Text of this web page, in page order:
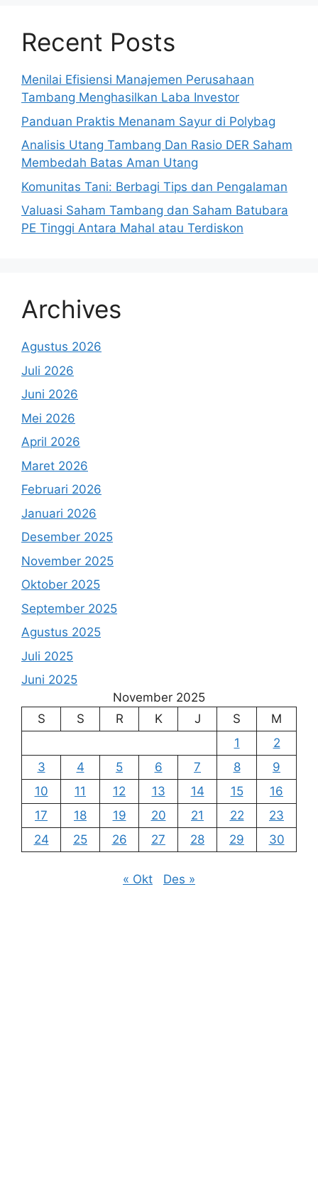
Recent Posts
Menilai Efisiensi Manajemen Perusahaan
Tambang Menghasilkan Laba Investor
Panduan Praktis Menanam Sayur di Polybag
Analisis Utang Tambang Dan Rasio DER Saham
Membedah Batas Aman Utang
Komunitas Tani: Berbagi Tips dan Pengalaman
Valuasi Saham Tambang dan Saham Batubara
PE Tinggi Antara Mahal atau Terdiskon
Archives
Agustus 2026
Juli 2026
Juni 2026
Mei 2026
April 2026
Maret 2026
Februari 2026
Januari 2026
Desember 2025
November 2025
Oktober 2025
September 2025
Agustus 2025
Juli 2025
Juni 2025
November 2025
S
S R K J S
M
1
2
3
4 5 6 7 8
9
10
11 12 13 14 15
16
17
18 19 20 21 22
23
24
25 26 27 28 29 30
« Okt Des »